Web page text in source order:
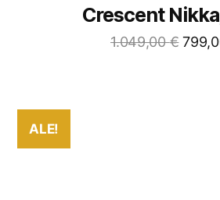
Crescent
1.049,00€
ALE!